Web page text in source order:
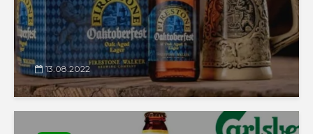
13.08.2022